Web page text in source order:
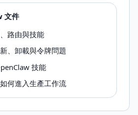
文件
路由與技能
、卸載與令牌問題
技能
何進入生產工作流